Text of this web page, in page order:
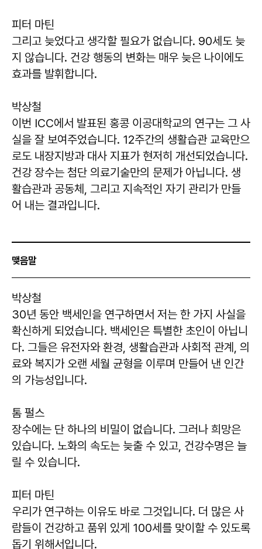
피터 마틴
그리고 늦었다고 생각할 필요가 없습니다. 90세도 늦
지 않습니다. 건강 행동의 변화는 매우 늦은 나이에도
효과를 발휘합니다.
박상철
이번 ICC에서 발표된 홍콩 이공대학교의 연구는 그 사
실을 잘 보여주었습니다. 12주간의 생활습관 교육만으
로도 내장지방과 대사 지표가 현저히 개선되었습니다.
건강 장수는 첨단 의료기술만의 문제가 아닙니다. 생
활습관과 공동체, 그리고 지속적인 자기 관리가 만들
어 내는 결과입니다.
맺음말
박상철
30년 동안 백세인을 연구하면서 저는 한 가지 사실을
확신하게 되었습니다. 백세인은 특별한 초인이 아닙니
다. 그들은 유전자와 환경, 생활습관과 사회적 관계, 의
료와 복지가 오랜 세월 균형을 이루며 만들어 낸 인간
의 가능성입니다.
톰 펄스
장수에는 단 하나의 비밀이 없습니다. 그러나 희망은
있습니다. 노화의 속도는 늦출 수 있고, 건강수명은 늘
릴 수 있습니다.
피터 마틴
우리가 연구하는 이유도 바로 그것입니다. 더 많은 사
람들이 건강하고 품위 있게 100세를 맞이할 수 있도록
돕기 위해서입니다.